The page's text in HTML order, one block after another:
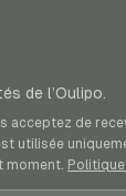
de l’Oulipo.
acceptez de
utilisée
moment.